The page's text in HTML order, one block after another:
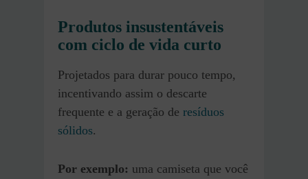
Produtos insustentáveis
com ciclo de vida curto
Projetados para durar pouco tempo,
incentivando assim o descarte
frequente e a geração de resíduos
sólidos.
Por exemplo: uma camiseta que você